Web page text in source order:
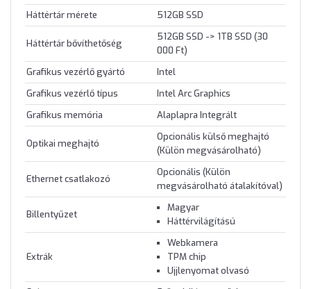
Háttértár mérete
512GB SSD
Háttértár bővíthetőség
512GB SSD -> 1TB SSD (30
000 Ft)
Grafikus vezérlő gyártó
Intel
Grafikus vezérlő típus
Intel Arc Graphics
Grafikus memória
Alaplapra Integrált
Optikai meghajtó
Opcionális külső meghajtó
(Külön megvásárolható)
Ethernet csatlakozó
Opcionális (Külön
megvásárolható átalakítóval)
Billentyűzet
Magyar
Háttérvilágítású
Extrák
Webkamera
TPM chip
Ujjlenyomat olvasó